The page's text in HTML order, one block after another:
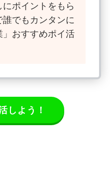
にポイントをもら
誰でもカンタンに
」おすすめポイ活
しよう！